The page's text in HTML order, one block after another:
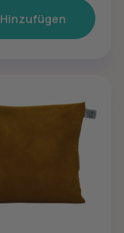
Hinzufügen